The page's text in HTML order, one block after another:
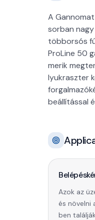
A
sorban
többorsós
ProLine 50
merik
lyukraszter
beállítással
Azok az
és növelni
ben